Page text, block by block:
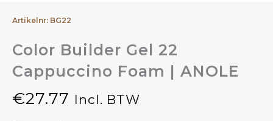
Artikelnr: BG22
Color Builder Gel 22
Cappuccino Foam | ANOLE
€27.77 Incl. BTW